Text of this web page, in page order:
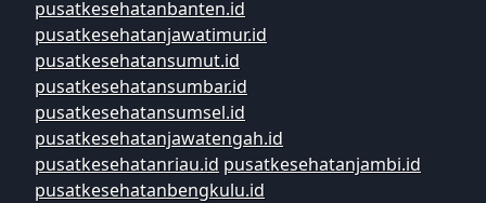
pusatkesehatanbanten.id
pusatkesehatanjawatimur.id
pusatkesehatansumut.id
pusatkesehatansumbar.id
pusatkesehatansumsel.id
pusatkesehatanjawatengah.id
pusatkesehatanriau.id pusatkesehatanjambi.id
pusatkesehatanbengkulu.id